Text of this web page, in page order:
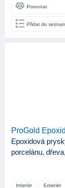
Porovnat
Přidat do
ProGold
Epoxidová
porcelánu,